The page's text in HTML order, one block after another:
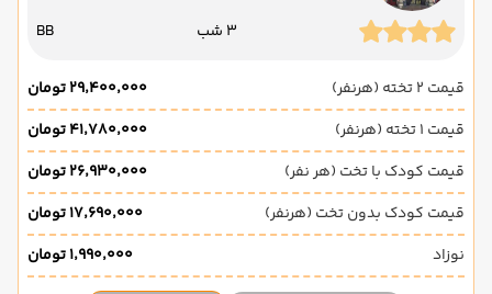
3 شب BB
قیمت 2 تخته (هرنفر)
۲۹٬۴۰۰٬۰۰۰ تومان
قیمت 1 تخته (هرنفر)
۴۱٬۷۸۰٬۰۰۰ تومان
قیمت کودک با تخت (هر نفر)
۲۶٬۹۳۰٬۰۰۰ تومان
قیمت کودک بدون تخت (هرنفر)
۱۷٬۶۹۰٬۰۰۰ تومان
نوزاد
۱٬۹۹۰٬۰۰۰ تومان